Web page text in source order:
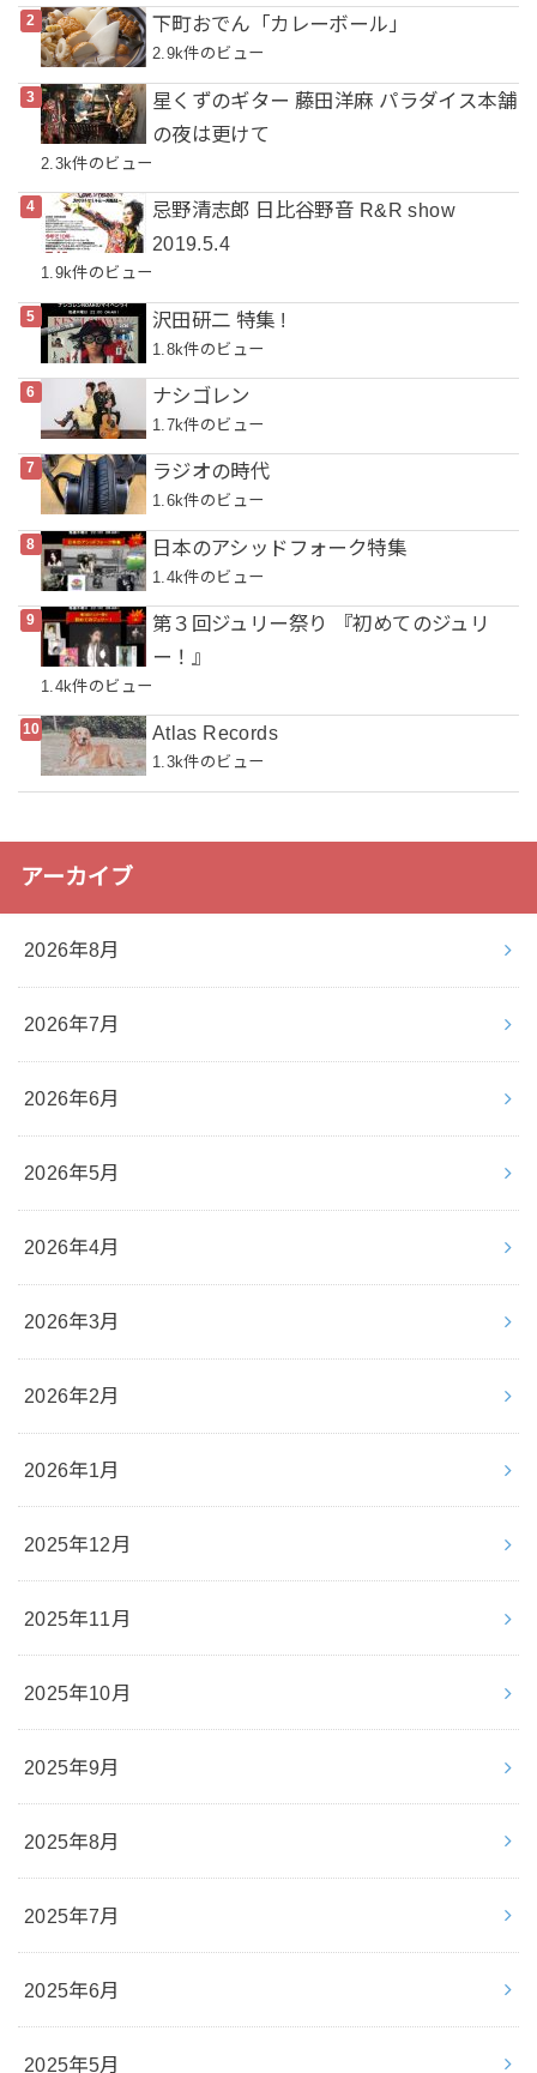
下町おでん「カレーボール」
2.9k件のビュー
星くずのギター 藤田洋麻 パラダイス本舗
の夜は更けて
2.3k件のビュー
忌野清志郎 日比谷野音 R&R show
2019.5.4
1.9k件のビュー
沢田研二 特集 !
1.8k件のビュー
ナシゴレン
1.7k件のビュー
ラジオの時代
1.6k件のビュー
日本のアシッドフォーク特集
1.4k件のビュー
第３回ジュリー祭り 『初めてのジュリ
ー！』
1.4k件のビュー
Atlas Records
1.3k件のビュー
アーカイブ
2026年8月
2026年7月
2026年6月
2026年5月
2026年4月
2026年3月
2026年2月
2026年1月
2025年12月
2025年11月
2025年10月
2025年9月
2025年8月
2025年7月
2025年6月
2025年5月